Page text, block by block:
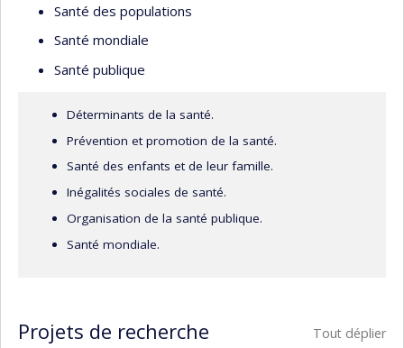
Santé des populations
Santé mondiale
Santé publique
Déterminants de la santé.
Prévention et promotion de la santé.
Santé des enfants et de leur famille.
Inégalités sociales de santé.
Organisation de la santé publique.
Santé mondiale.
Projets de recherche Tout déplier